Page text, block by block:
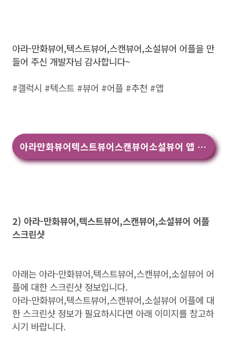
아라-만화뷰어,텍스트뷰어,스캔뷰어,소설뷰어 어플을 만
들어 주신 개발자님 감사합니다~
#갤럭시 #텍스트 #뷰어 #어플 #추천 #앱
아라만화뷰어텍스트뷰어스캔뷰어소설뷰어 앱 다운
2) 아라-만화뷰어,텍스트뷰어,스캔뷰어,소설뷰어 어플
스크린샷
아래는 아라-만화뷰어,텍스트뷰어,스캔뷰어,소설뷰어 어
플에 대한 스크린샷 정보입니다.
아라-만화뷰어,텍스트뷰어,스캔뷰어,소설뷰어 어플에 대
한 스크린샷 정보가 필요하시다면 아래 이미지를 참고하
시기 바랍니다.